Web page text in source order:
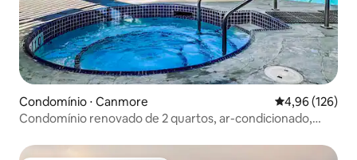
Condomínio ⋅ Canmore 4,96 de uma
4,96 (126)
Condomínio renovado de 2 quartos, ar-condicionado,
estimação permitidos!